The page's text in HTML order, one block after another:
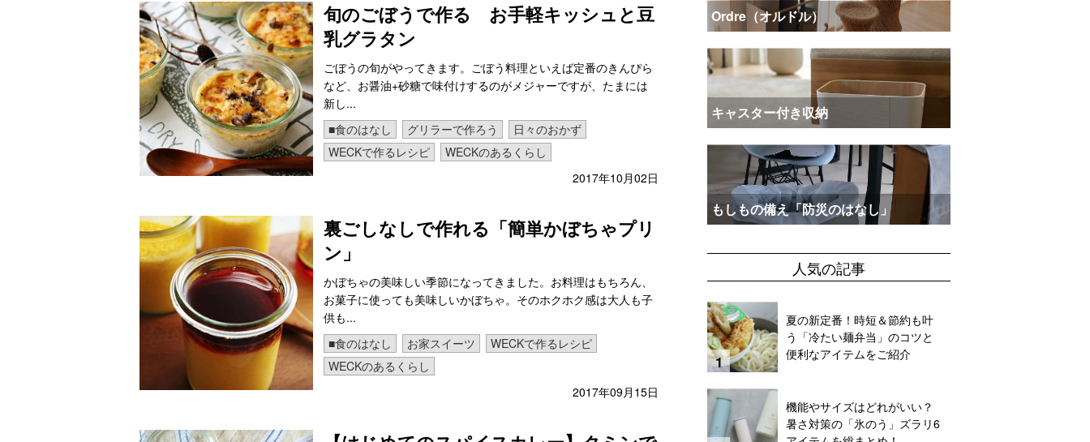
旬のごぼうで作る お手軽キッシュと豆
乳グラタン
ごぼうの旬がやってきます。ごぼう料理といえば定番のきんぴら
など、お醤油+砂糖で味付けするのがメジャーですが、たまには
新し...
■食のはなし
グリラーで作ろう
日々のおかず
WECKで作るレシピ
WECKのあるくらし
2017年10月02日
裏ごしなしで作れる「簡単かぼちゃプリ
ン」
かぼちゃの美味しい季節になってきました。お料理はもちろん、
お菓子に使っても美味しいかぼちゃ。そのホクホク感は大人も子
供も...
■食のはなし
お家スイーツ
WECKで作るレシピ
WECKのあるくらし
2017年09月15日
Ordre（オルドル）
キャスター付き収納
もしもの備え「防災のはなし」
人気の記事
夏の新定番！時短＆節約も叶
う「冷たい麺弁当」のコツと
便利なアイテムをご紹介
機能やサイズはどれがいい？
暑さ対策の「氷のう」ズラリ6